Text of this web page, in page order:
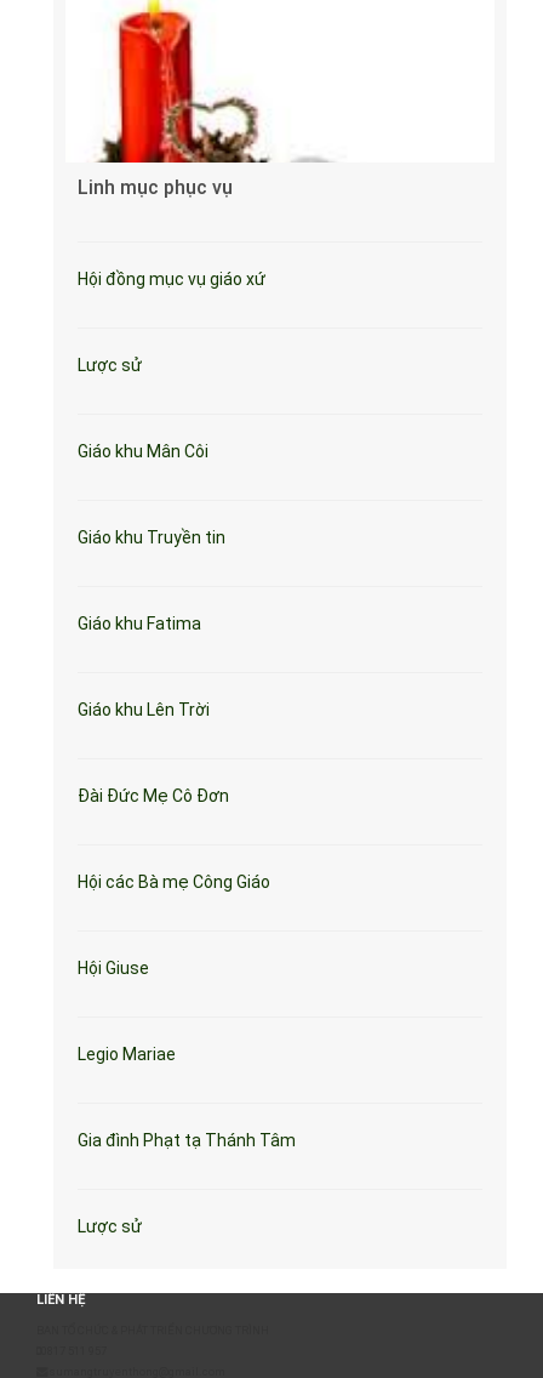
Linh mục phục vụ
Hội đồng mục vụ giáo xứ
Lược sử
Giáo khu Mân Côi
Giáo khu Truyền tin
Giáo khu Fatima
Giáo khu Lên Trời
Đài Đức Mẹ Cô Đơn
Hội các Bà mẹ Công Giáo
Hội Giuse
Legio Mariae
Gia đình Phạt tạ Thánh Tâm
Lược sử
LIÊN HỆ